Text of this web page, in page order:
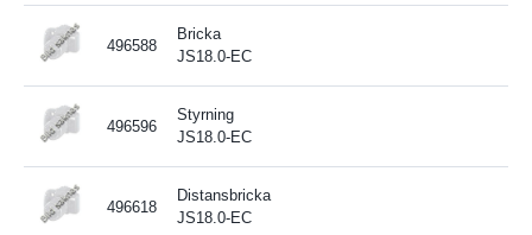
496588
Bricka
JS18.0-EC
496596
Styrning
JS18.0-EC
496618
Distansbricka
JS18.0-EC